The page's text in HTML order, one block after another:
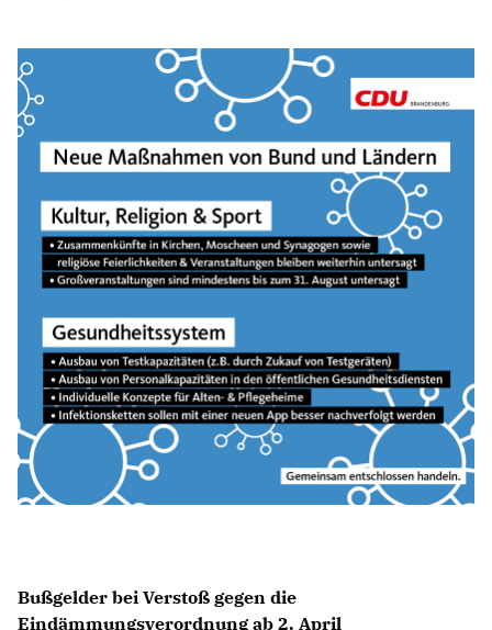
Bußgelder bei Verstoß gegen die
Eindämmungsverordnung ab 2. April